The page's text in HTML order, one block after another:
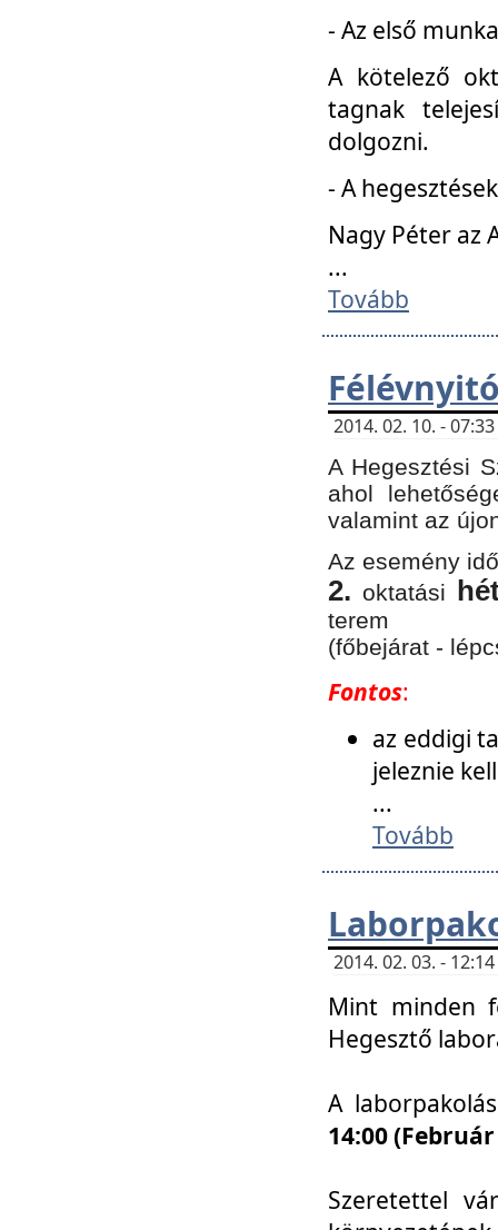
- Az első
A kötelező
tagnak
dolgozni.
- A
Nagy Péter az
...
Tovább
2014. 02. 10. -
A Hegesztési
ahol
valamint az
Az esemény
2. oktatási
terem
(főbejárat -
Fontos:
az eddigi
jeleznie
...
Tovább
2014. 02. 03. -
Mint minden
Hegesztő
A
14:00
Szeretettel